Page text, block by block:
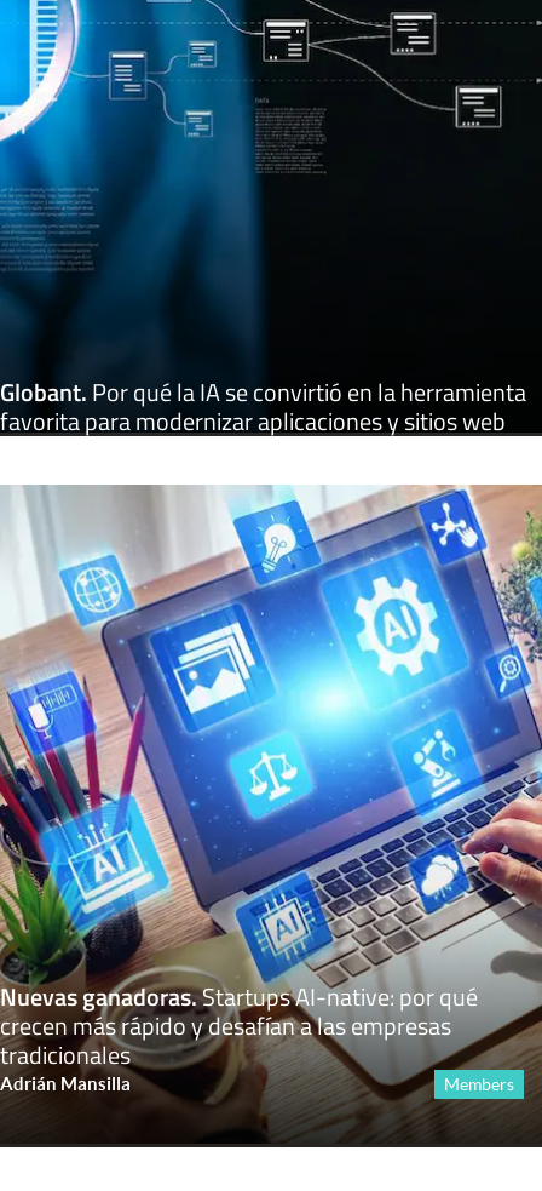
Globant.Por qué la IA se convirtió en la herramienta
favorita para modernizar aplicaciones y sitios web
Nuevas ganadoras.Startups AI-native: por qué
crecen más rápido y desafían a las empresas
tradicionales
Adrián Mansilla Members